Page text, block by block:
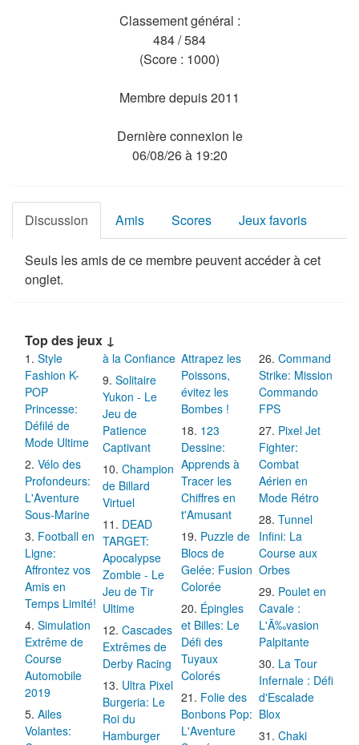
Classement général :
484 / 584
(Score : 1000)
Membre depuis 2011
Dernière connexion le
06/08/26 à 19:20
Discussion Amis Scores Jeux favoris
Seuls les amis de ce membre peuvent accéder à cet
onglet.
Top des jeux ↓
Style
Fashion K-
POP
Princesse:
Défilé de
Mode Ultime
Vélo des
Profondeurs:
L'Aventure
Sous-Marine
Football en
Ligne:
Affrontez vos
Amis en
Temps Limité!
Simulation
Extrême de
Course
Automobile
2019
Ailes
Volantes:
à la Confiance
Solitaire
Yukon - Le
Jeu de
Patience
Captivant
Champion
de Billard
Virtuel
DEAD
TARGET:
Apocalypse
Zombie - Le
Jeu de Tir
Ultime
Cascades
Extrêmes de
Derby Racing
Ultra Pixel
Burgeria: Le
Roi du
Hamburger
Attrapez les
Poissons,
évitez les
Bombes !
123
Dessine:
Apprends à
Tracer les
Chiffres en
t'Amusant
Puzzle de
Blocs de
Gelée: Fusion
Colorée
Épingles
et Billes: Le
Défi des
Tuyaux
Colorés
Folie des
Bonbons Pop:
L'Aventure
Command
Strike: Mission
Commando
FPS
Pixel Jet
Fighter:
Combat
Aérien en
Mode Rétro
Tunnel
Infini: La
Course aux
Orbes
Poulet en
Cavale :
L'Ã‰vasion
Palpitante
La Tour
Infernale : Défi
d'Escalade
Blox
Chaki